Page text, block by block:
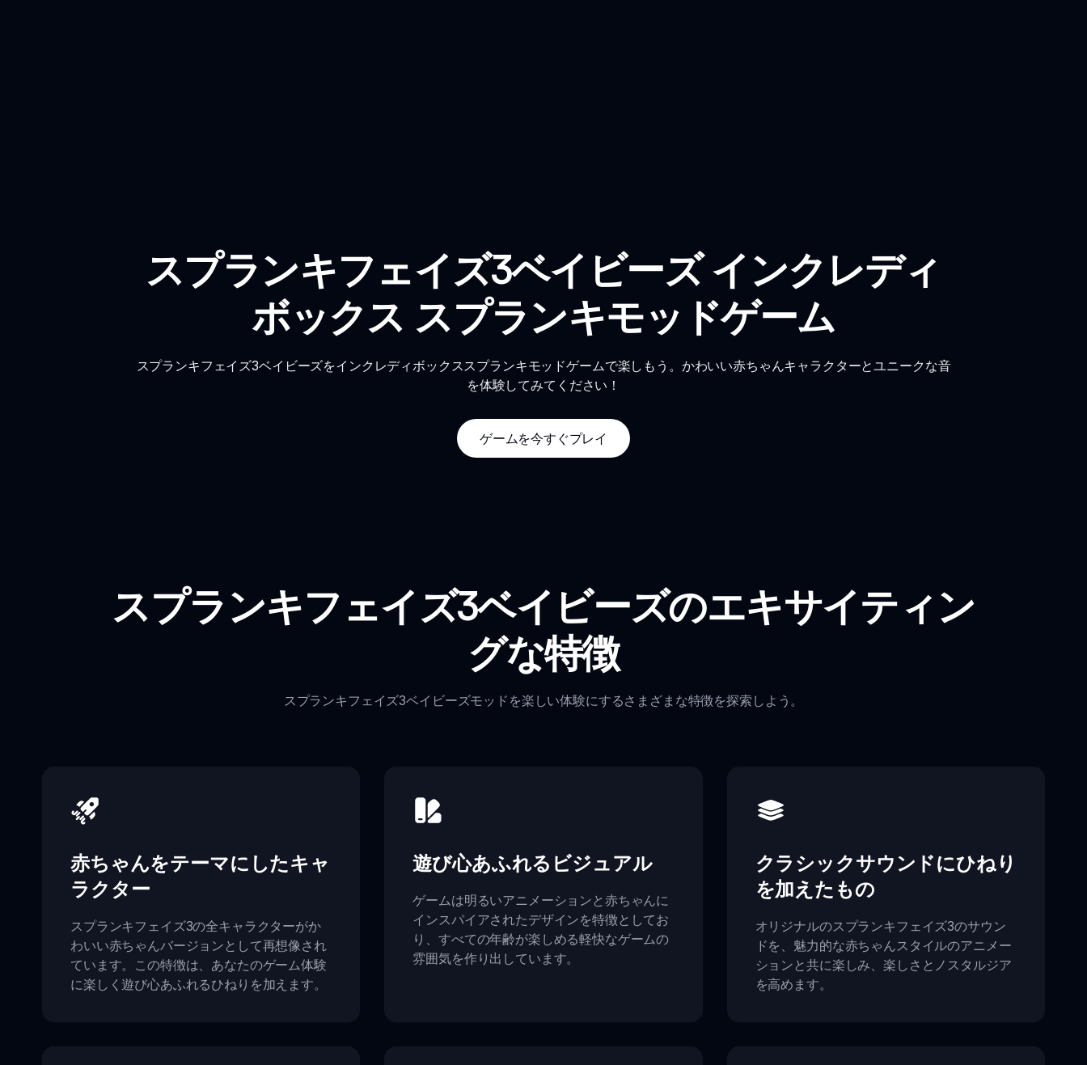
スプランキフェイズ3ベイビーズ インクレディ
ボックス スプランキモッドゲーム
スプランキフェイズ3ベイビーズをインクレディボックススプランキモッドゲームで楽しもう。かわいい赤ちゃんキャラクターとユニークな音
を体験してみてください！
ゲームを今すぐプレイ
スプランキフェイズ3ベイビーズのエキサイティン
グな特徴
スプランキフェイズ3ベイビーズモッドを楽しい体験にするさまざまな特徴を探索しよう。
赤ちゃんをテーマにしたキャ
ラクター
スプランキフェイズ3の全キャラクターがか
わいい赤ちゃんバージョンとして再想像され
ています。この特徴は、あなたのゲーム体験
に楽しく遊び心あふれるひねりを加えます。
遊び心あふれるビジュアル
ゲームは明るいアニメーションと赤ちゃんに
インスパイアされたデザインを特徴としてお
り、すべての年齢が楽しめる軽快なゲームの
雰囲気を作り出しています。
クラシックサウンドにひねり
を加えたもの
オリジナルのスプランキフェイズ3のサウン
ドを、魅力的な赤ちゃんスタイルのアニメー
ションと共に楽しみ、楽しさとノスタルジア
を高めます。